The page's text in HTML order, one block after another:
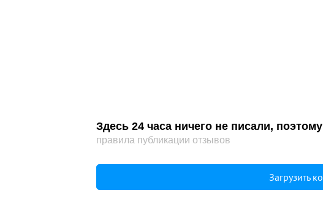
Здесь 24 часа ничего не писали,
правила публикации отзывов
Загрузить